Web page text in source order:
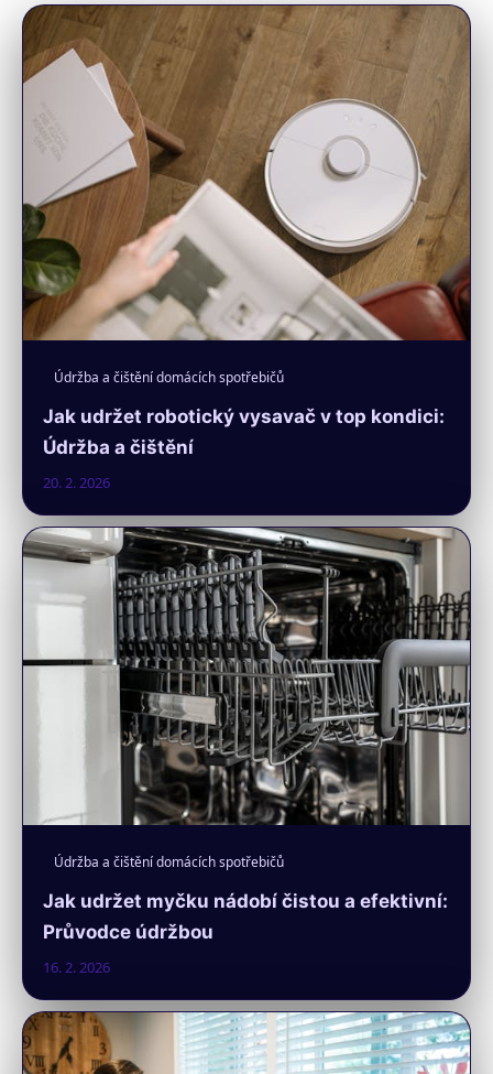
Údržba a čištění domácích spotřebičů
Jak udržet robotický vysavač v top kondici:
Údržba a čištění
20. 2. 2026
Údržba a čištění domácích spotřebičů
Jak udržet myčku nádobí čistou a efektivní:
Průvodce údržbou
16. 2. 2026